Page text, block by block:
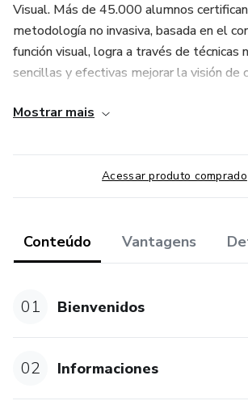
Visual. Más de 45.000 alumnos
metodología no invasiva, basada en el
función visual, logra a través de técnicas
sencillas y efectivas mejorar la visión de
estrabismo, astigmatismo, cataratas,
retina, moscas volantes, uveítis, etc...
gracias a la visión natural.
“Este producto no sustituye el
profesional. Siempre consulte a un
Mostrar mais
Acessar produto comprado
Conteúdo Vantagens
01 Bienvenidos
02 Informaciones